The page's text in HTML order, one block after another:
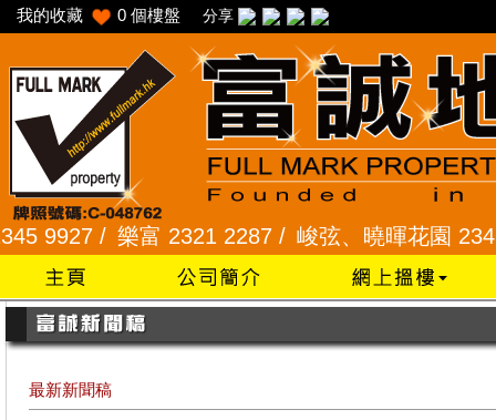
我的收藏 0 個樓盤 分享
/樂富 2321 2287 /峻弦、曉暉花園 2345 1286 /
最新新聞稿